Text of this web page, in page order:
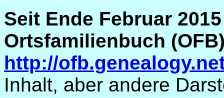
Seit Ende Februar
Ortsfamilienbuch
http://
Inhalt, aber andere